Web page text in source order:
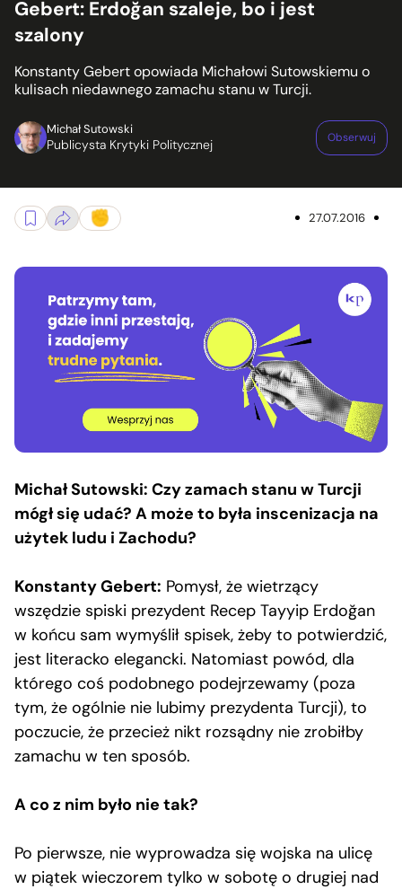
Gebert: Erdoğan szaleje, bo i jest
szalony
Konstanty Gebert opowiada Michałowi Sutowskiemu o
kulisach niedawnego zamachu stanu w Turcji.
Michał Sutowski
Publicysta Krytyki Politycznej Obserwuj
27.07.2016
Michał Sutowski: Czy zamach stanu w Turcji
mógł się udać? A może to była inscenizacja na
użytek ludu i Zachodu?
Konstanty Gebert: Pomysł, że wietrzący
wszędzie spiski prezydent Recep Tayyip Erdoğan
w końcu sam wymyślił spisek, żeby to potwierdzić,
jest literacko elegancki. Natomiast powód, dla
którego coś podobnego podejrzewamy (poza
tym, że ogólnie nie lubimy prezydenta Turcji), to
poczucie, że przecież nikt rozsądny nie zrobiłby
zamachu w ten sposób.
A co z nim było nie tak?
Po pierwsze, nie wyprowadza się wojska na ulicę
w piątek wieczorem tylko w sobotę o drugiej nad